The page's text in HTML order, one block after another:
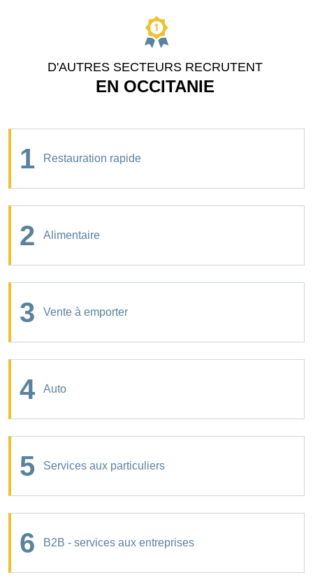
D'AUTRES SECTEURS RECRUTENT
EN OCCITANIE
1 Restauration rapide
2 Alimentaire
3 Vente à emporter
4 Auto
5 Services aux particuliers
6 B2B - services aux entreprises